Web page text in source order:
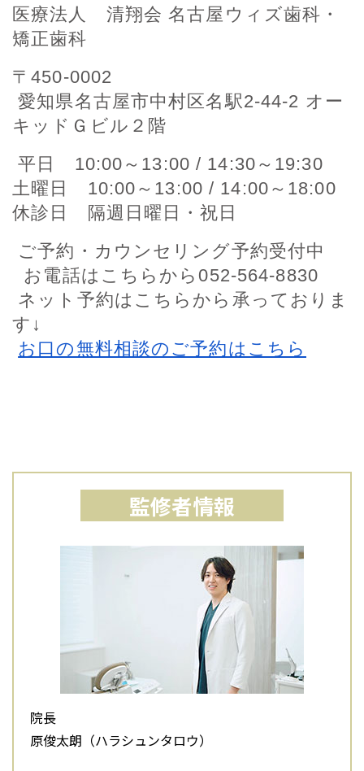
医療法人 清翔会 名古屋ウィズ歯科・
矯正歯科
〒450-0002
愛知県名古屋市中村区名駅2-44-2 オー
キッドＧビル２階
平日 10:00～13:00 / 14:30～19:30
土曜日 10:00～13:00 / 14:00～18:00
休診日 隔週日曜日・祝日
ご予約・カウンセリング予約受付中
お電話はこちらから052-564-8830
ネット予約はこちらから承っておりま
す↓
お口の無料相談のご予約はこちら
監修者情報
院長
原俊太朗（ハラシュンタロウ）